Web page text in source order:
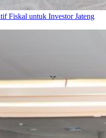
Fiskal untuk Investor Jateng